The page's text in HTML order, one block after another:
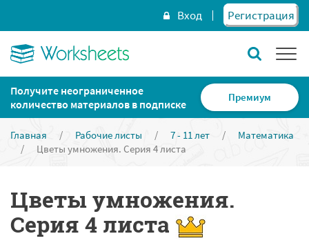
Вход Регистрация
Получите неограниченное
количество материалов в подписке
Премиум
Главная / Рабочие листы / 7 - 11 лет /
Математика
/
Цветы умножения. Серия 4 листа
Цветы умножения.
Серия 4 листа